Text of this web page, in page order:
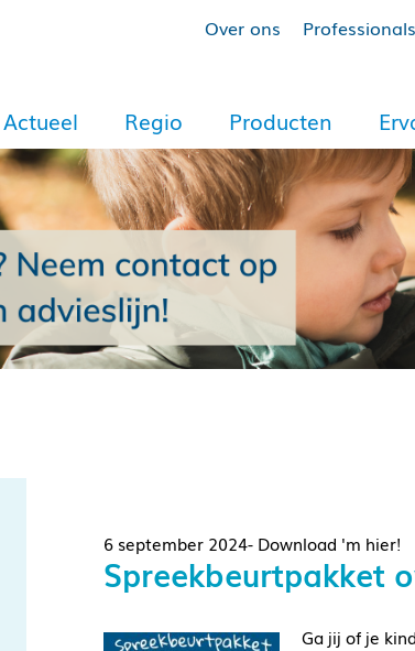
Over ons Professionals
Actueel Regio Producten
6 september 2024- Download 'm hier!
Spreekbeurtpakket
Ga jij of je